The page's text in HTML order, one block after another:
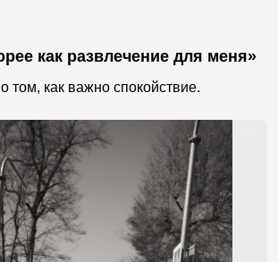
как развлечение для меня»
том, как важно спокойствие.